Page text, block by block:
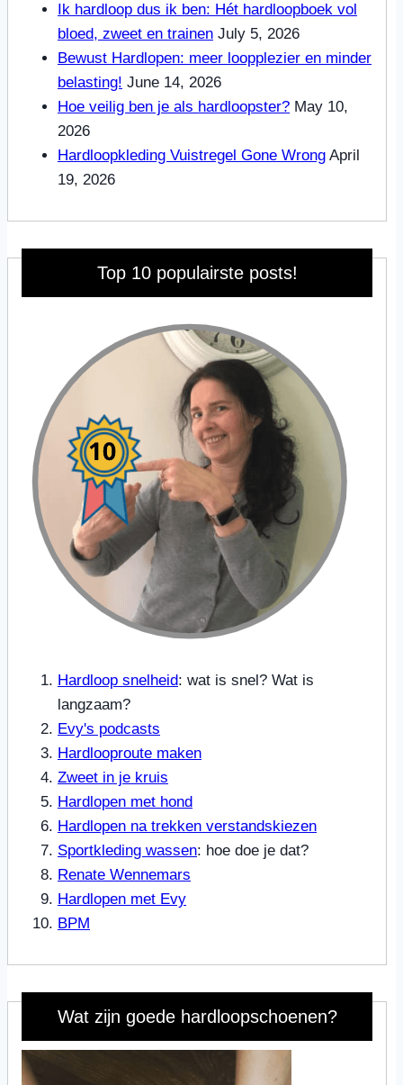
Ik hardloop dus ik ben: Hét hardloopboek vol
bloed, zweet en trainen July 5, 2026
Bewust Hardlopen: meer loopplezier en minder
belasting! June 14, 2026
Hoe veilig ben je als hardloopster? May 10,
2026
Hardloopkleding Vuistregel Gone Wrong April
19, 2026
Top 10 populairste posts!
Hardloop snelheid: wat is snel? Wat is
langzaam?
Evy's podcasts
Hardlooproute maken
Zweet in je kruis
Hardlopen met hond
Hardlopen na trekken verstandskiezen
Sportkleding wassen: hoe doe je dat?
Renate Wennemars
Hardlopen met Evy
BPM
Wat zijn goede hardloopschoenen?